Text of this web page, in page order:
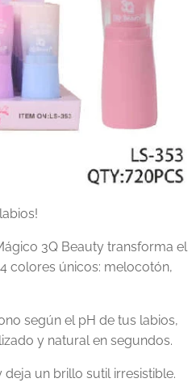
3Q Beauty transforma el
colores únicos: melocotón,
según el pH de tus labios,
y natural en segundos.
un brillo sutil irresistible.